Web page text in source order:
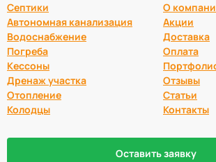
Септики
Автономная канализация
Водоснабжение
Погреба
Кессоны
Дренаж участка
Отопление
Колодцы
О
Акции
Доставка
Оплата
Отзывы
Статьи
Контакты
Оставить заявку